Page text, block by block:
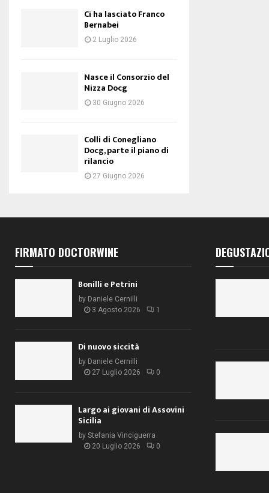
Ci ha lasciato Franco
Bernabei
2 Luglio 2026
Nasce il Consorzio del
Nizza Docg
30 Giugno 2026
Colli di Conegliano
Docg, parte il piano di
rilancio
27 Giugno 2026
FIRMATO DOCTORWINE
Bonilli e Petrini
by Daniele Cernilli
3 Agosto 2026
1
Di nuovo siccità
by Daniele Cernilli
27 Luglio 2026
0
Largo ai giovani di Assovini
Sicilia
by Stefania Vinciguerra
20 Luglio 2026
0